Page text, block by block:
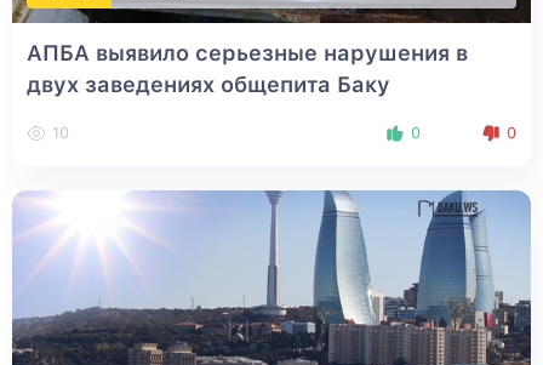
AПБA выявило серьезные нарушения в
двух заведениях общепита Баку
10 0 0